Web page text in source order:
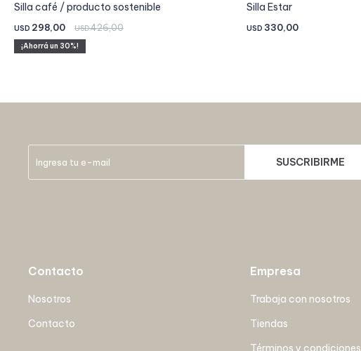
Silla café / producto sostenible
USD 298,00 USD426,00
30
Silla Estar
USD 330,00
SUSCRIBIRME
Contacto
Nosotros
Contacto
Empresa
Trabaja con nosotros
Tiendas
Términos y condiciones